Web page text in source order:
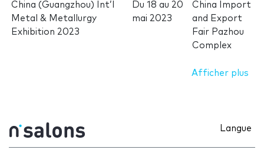
China (Guangzhou) Int’l
Metal & Metallurgy
Exhibition 2023
Du18 au 20
mai 2023
China Import
and Export
Fair Pazhou
Complex
Afficher plus
Langue